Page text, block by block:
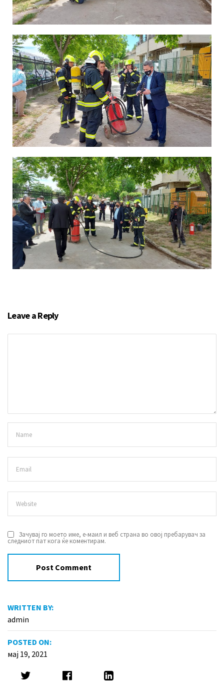
Leave a Reply
Зачувај го моето име, е-маил и веб страна во овој пребарувач за
следниот пат кога ќе коментирам.
WRITTEN BY:
admin
POSTED ON:
мај 19, 2021